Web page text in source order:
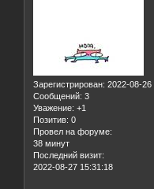
Зарегистрирован: 2022-08-26
Сообщений: 3
Уважение: +1
Позитив: 0
Провел на форуме:
38 минут
Последний визит:
2022-08-27 15:31:18